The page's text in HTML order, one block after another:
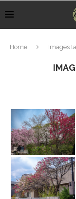
Home Images